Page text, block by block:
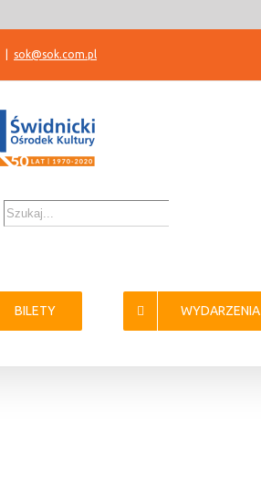
sok@sok.com.pl
BILETY WYDARZENIA